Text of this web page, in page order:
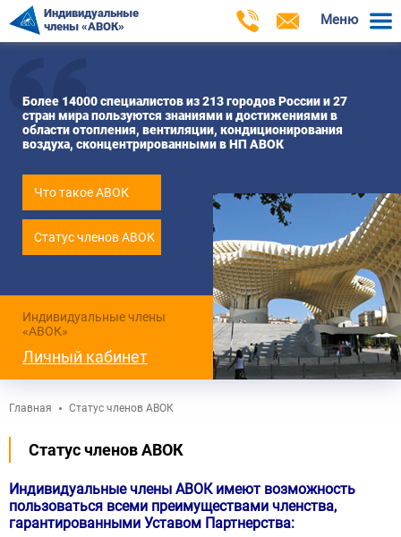
Индивидуальные
члены «АВОК»
Меню
Более 14000 специалистов из 213 городов России и 27
стран мира пользуются знаниями и достижениями в
области отопления, вентиляции, кондиционирования
воздуха, сконцентрированными в НП АВОК
Что такое АВОК
Статус членов АВОК
Индивидуальные члены
«АВОК»
Личный кабинет
Главная Статус членов АВОК
Статус членов АВОК
Индивидуальные члены АВОК имеют возможность
пользоваться всеми преимуществами членства,
гарантированными Уставом Партнерства: